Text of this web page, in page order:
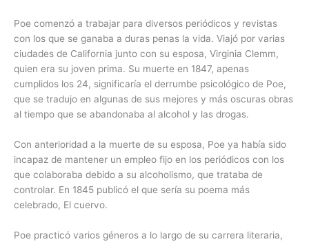
Poe comenzó a trabajar para diversos periódicos y revistas
con los que se ganaba a duras penas la vida. Viajó por varias
ciudades de California junto con su esposa, Virginia Clemm,
quien era su joven prima. Su muerte en 1847, apenas
cumplidos los 24, significaría el derrumbe psicológico de Poe,
que se tradujo en algunas de sus mejores y más oscuras obras
al tiempo que se abandonaba al alcohol y las drogas.
Con anterioridad a la muerte de su esposa, Poe ya había sido
incapaz de mantener un empleo fijo en los periódicos con los
que colaboraba debido a su alcoholismo, que trataba de
controlar. En 1845 publicó el que sería su poema más
celebrado, El cuervo.
Poe practicó varios géneros a lo largo de su carrera literaria,